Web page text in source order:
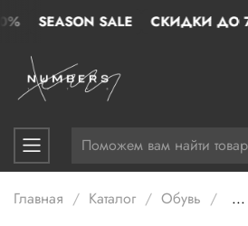
SEASON SALE СКИДКИ ДО
Главная Каталог Обувь ...